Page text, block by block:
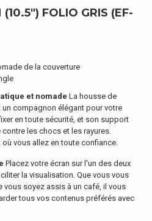
FOLIO GRIS (EF-
de la couverture
et nomade La housse de
compagnon élégant pour votre
en toute sécurité, et son support
les chocs et les rayures.
vous allez en toute confiance.
Placez votre écran sur l'un des deux
la visualisation. Que vous vous
vous soyez assis à un café, il vous
tous vos contenus préférés avec